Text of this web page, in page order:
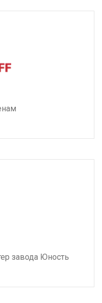
завода Юность